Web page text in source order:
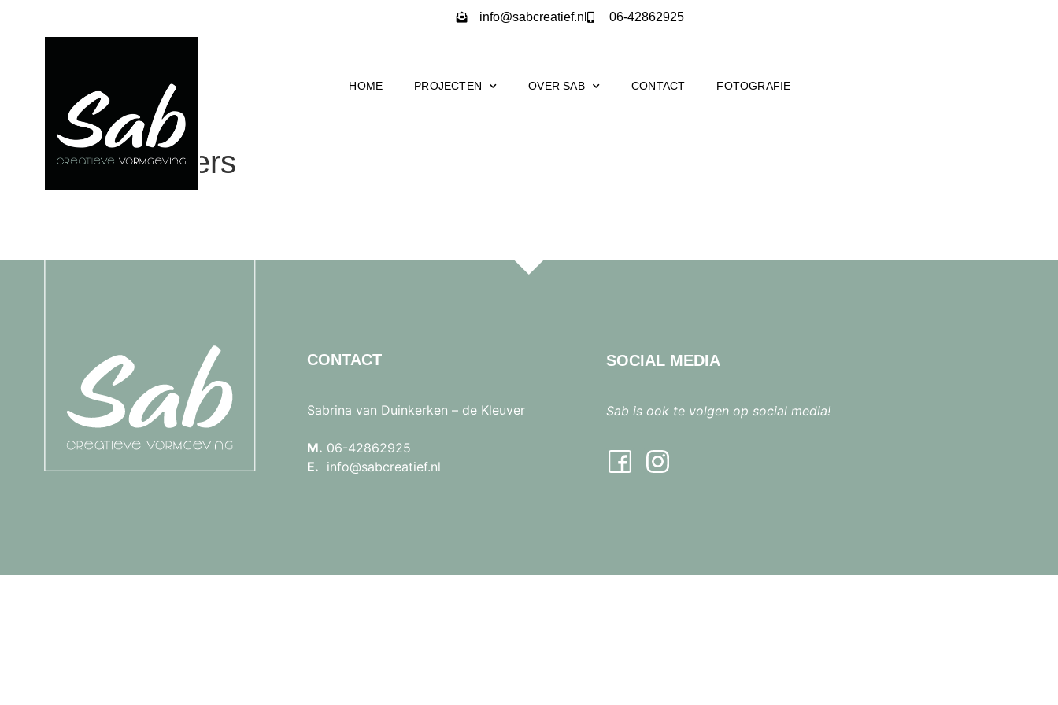
info@sabcreatief.nl 06-42862925
HOME PROJECTEN OVER SAB CONTACT FOTOGRAFIE
Lunaruiters
CONTACT
Sabrina van Duinkerken – de Kleuver
M. 06-42862925
E. info@sabcreatief.nl
SOCIAL MEDIA
Sab is ook te volgen op social media!